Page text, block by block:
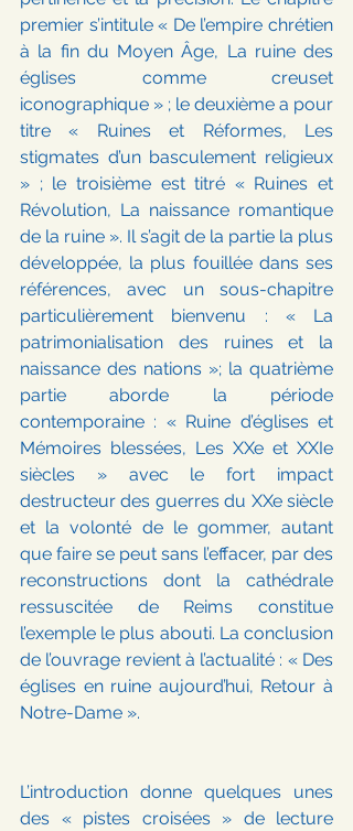
premier s’intitule « De l’empire chrétien
à la fin du Moyen Âge, La ruine des
églises comme creuset
iconographique » ; le deuxième a pour
titre « Ruines et Réformes, Les
stigmates d’un basculement religieux
» ; le troisième est titré « Ruines et
Révolution, La naissance romantique
de la ruine ». Il s’agit de la partie la plus
développée, la plus fouillée dans ses
références, avec un sous-chapitre
particulièrement bienvenu : « La
patrimonialisation des ruines et la
naissance des nations »; la quatrième
partie aborde la période
contemporaine : « Ruine d’églises et
Mémoires blessées, Les XXe et XXIe
siècles » avec le fort impact
destructeur des guerres du XXe siècle
et la volonté de le gommer, autant
que faire se peut sans l’effacer, par des
reconstructions dont la cathédrale
ressuscitée de Reims constitue
l’exemple le plus abouti. La conclusion
de l’ouvrage revient à l’actualité : « Des
églises en ruine aujourd’hui, Retour à
Notre-Dame ».
L’introduction donne quelques unes
des « pistes croisées » de lecture